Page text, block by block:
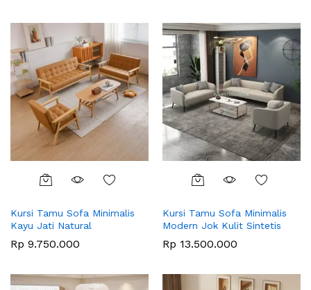
Kursi Tamu Sofa Minimalis
Kayu Jati Natural
Rp 9.750.000
Kursi Tamu Sofa Minimalis
Modern Jok Kulit Sintetis
Rp 13.500.000